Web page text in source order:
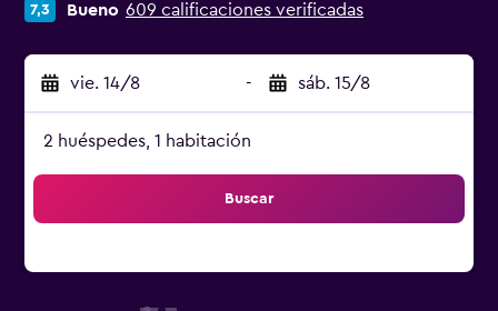
7,3 Bueno 609 calificaciones verificadas
vie. 14/8 - sáb. 15/8
2 huéspedes, 1 habitación
Buscar